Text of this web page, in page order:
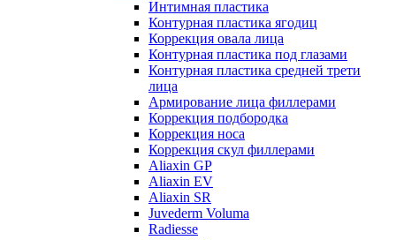
Интимная пластика
Контурная пластика ягодиц
Коррекция овала лица
Контурная пластика под глазами
Контурная пластика средней трети
лица
Армирование лица филлерами
Коррекция подбородка
Коррекция носа
Коррекция скул филлерами
Aliaxin GP
Aliaxin EV
Aliaxin SR
Juvederm Voluma
Radiesse